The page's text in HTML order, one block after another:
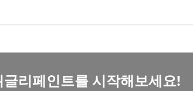
글리페인트를 시작해보세요!